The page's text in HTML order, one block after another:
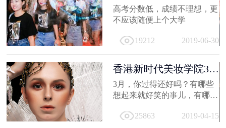
想，更不应...
高考分数低，成绩不理想，更
不应该随便上个大学
19212 2019-06-30
香港新时代美妆学院3月
作品选，...
3月，你过得还好吗？有哪些
想起来就好笑的事儿，有哪值
住...
25863 2019-04-15